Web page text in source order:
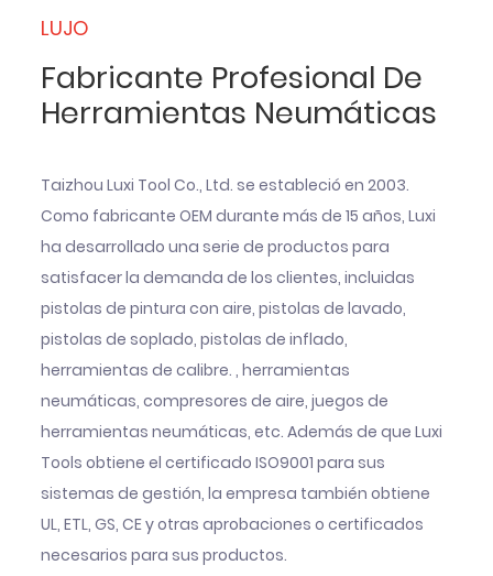
LUJO
Fabricante Profesional De
Herramientas Neumáticas
Taizhou Luxi Tool Co., Ltd. se estableció en 2003.
Como fabricante OEM durante más de 15 años, Luxi
ha desarrollado una serie de productos para
satisfacer la demanda de los clientes, incluidas
pistolas de pintura con aire, pistolas de lavado,
pistolas de soplado, pistolas de inflado,
herramientas de calibre. , herramientas
neumáticas, compresores de aire, juegos de
herramientas neumáticas, etc. Además de que Luxi
Tools obtiene el certificado ISO9001 para sus
sistemas de gestión, la empresa también obtiene
UL, ETL, GS, CE y otras aprobaciones o certificados
necesarios para sus productos.